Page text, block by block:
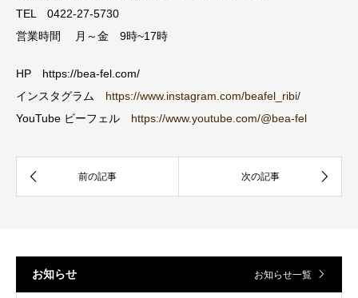
TEL 0422-27-5730
営業時間 月～金 9時~17時
HP https://bea-fel.com/
インスタグラム https://www.instagram.com/beafel_ribi/
YouTube ビーフェル https://www.youtube.com/@bea-fel
お知らせ お知らせ一覧